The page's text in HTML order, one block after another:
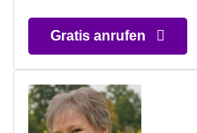
Gratis anrufen